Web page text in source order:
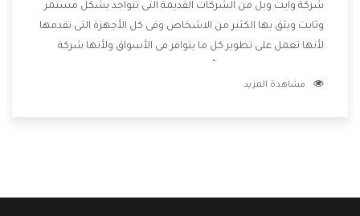
شركة وايت ويل من الشركات القديمة التى تتواجد بشكل مستمر
وثابت ويثق بها الكثير من الاشخاص وفى كل الأجهزة التى تقدمها
لأنها تعمل على تطوير كل ما يتوافر فى الأسواق ولأنها شركة
وتقدم للعملاء أقوى العروض والخصومات التى تسهل على
مشاهدة المزيد